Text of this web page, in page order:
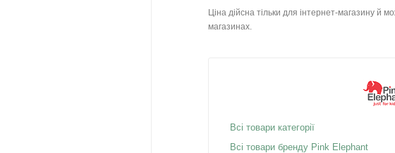
Ціна дійсна тільки для інтернет-магазину й
магазинах.
Всі товари категорії
Всі товари бренду Pink Elephant